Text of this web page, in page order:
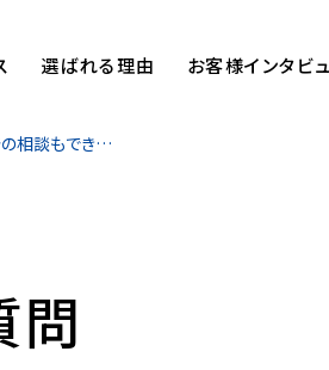
選ばれる理由 お客様インタビ
現状のウェブ広告の相談もできますか？
問